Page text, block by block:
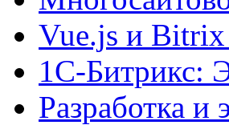
Vue.js и
1С-Битрикс:
Разработка и